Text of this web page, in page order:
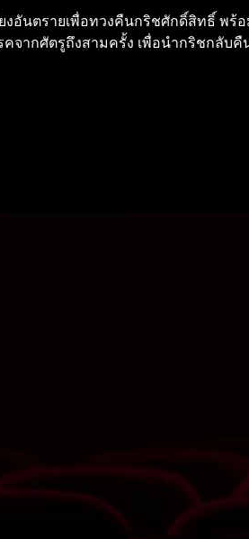
งอันตรายเพื่อทวงคืนกริชศักดิ์สิทธิ์ พร้
คจากศัตรูถึงสามครั้ง เพื่อนำกริชกลับ